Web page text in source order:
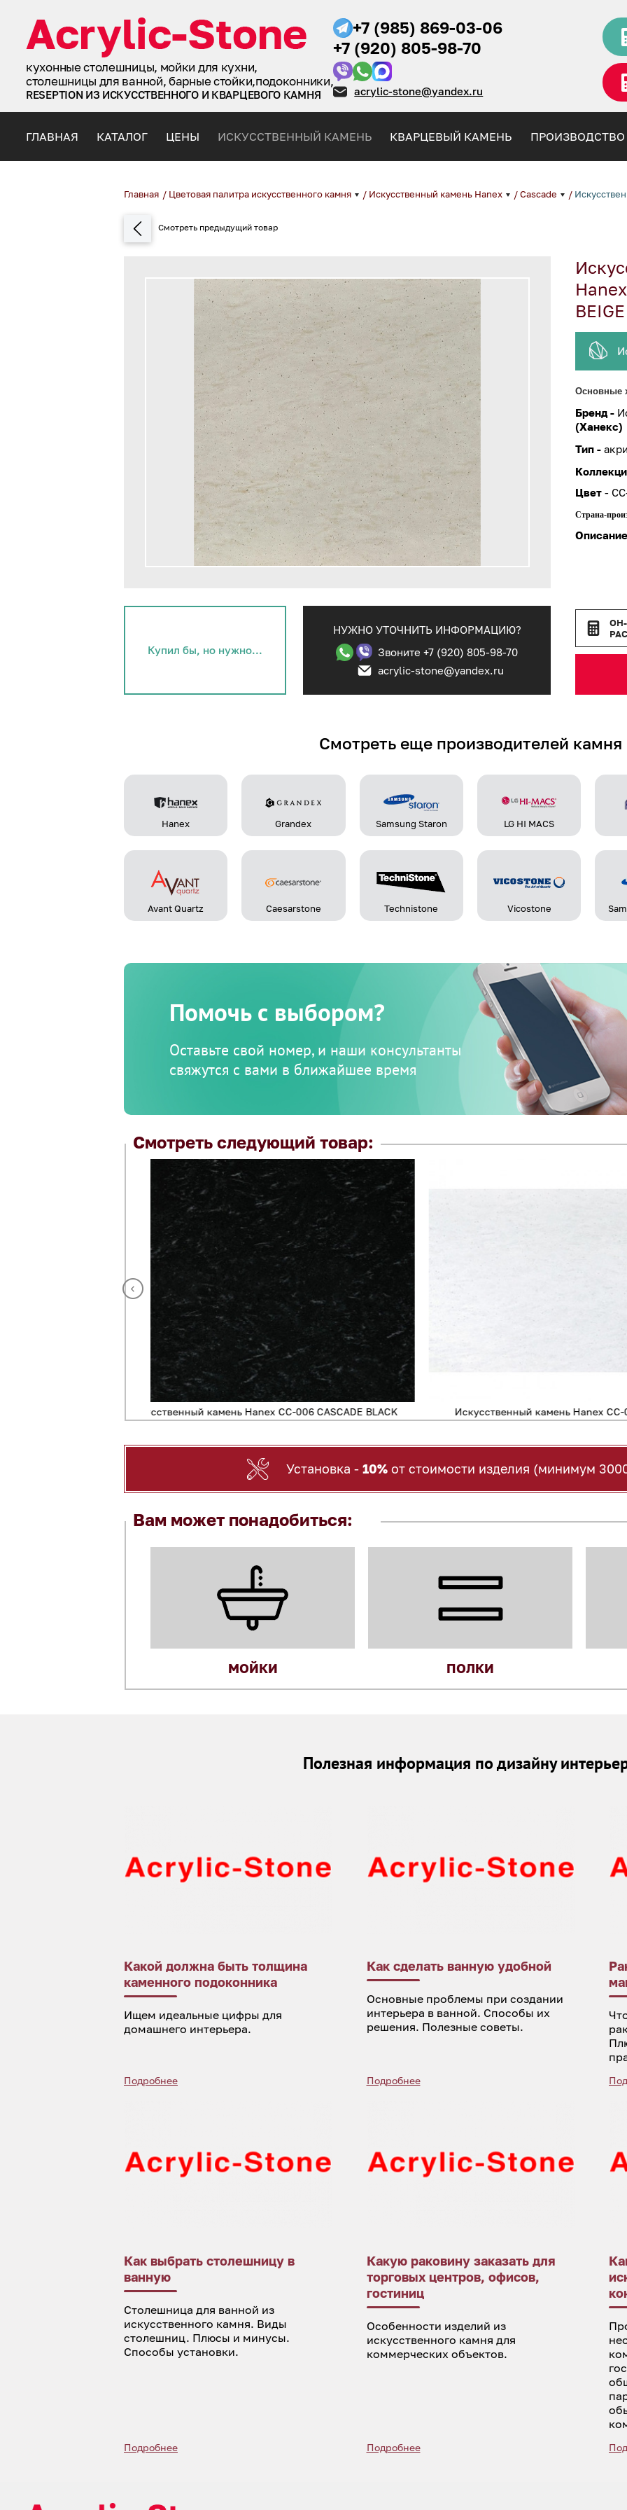
кухонные столешницы, мойки для кухни,
столешницы для ванной, барные стойки,подоконники,
RESEPTION ИЗ ИСКУССТВЕННОГО И КВАРЦЕВОГО КАМНЯ
+7 (985) 869-03-06
+7 (920) 805-98-70
acrylic-stone@yandex.ru
ГЛАВНАЯ КАТАЛОГ ЦЕНЫ ИСКУССТВЕННЫЙ КАМЕНЬ КВАРЦЕВЫЙ КАМЕНЬ ПРОИЗВОДСТВО
Главная / Цветовая палитра искусственного камня / Искусственный камень Hanex /Cascade /
Купил бы, но нужно...
НУЖНО УТОЧНИТЬ ИНФОРМАЦИЮ?
Звоните +7 (920) 805-98-70
acrylic-stone@yandex.ru
BEIGE
Основные
Бренд -
(Ханекс)
Тип -
Цвет -
Страна-
Смотреть еще производителей камня
Hanex Grandex Samsung Staron LG HI MACS
Avant Quartz Caesarstone Technistone Vicostone
Помочь с выбором?
Оставьте свой номер, и наши консультанты
свяжутся с вами в ближайшее время
Смотреть следующий товар:
Искусственный камень Hanex CC-001 CASCADE ICE Искусственный камень
Установка - 10%от стоимости изделия (минимум
Вам может понадобиться:
МОЙКИ ПОЛКИ
Полезная информация по дизайну
Какой должна быть толщина
каменного подоконника
Ищем идеальные цифры для
домашнего интерьера.
Подробнее
Как сделать ванную удобной
Основные проблемы при создании
интерьера в ванной. Способы их
решения. Полезные советы.
Подробнее
Как выбрать столешницу в
ванную
Столешница для ванной из
искусственного камня. Виды
столешниц. Плюсы и минусы.
Способы установки.
Подробнее
Какую раковину заказать для
торговых центров, офисов,
гостиниц
Особенности изделий из
искусственного камня для
коммерческих объектов.
Подробнее